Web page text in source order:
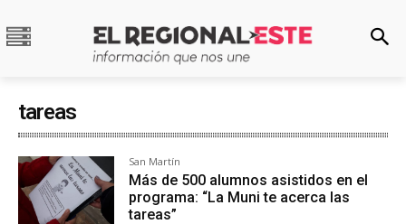
tareas
San Martín
Más de 500 alumnos asistidos en el
programa: “La Muni te acerca las
tareas”